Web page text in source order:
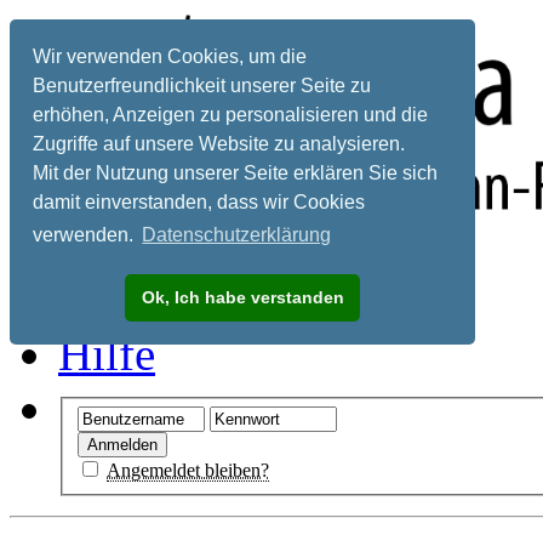
Wir verwenden Cookies, um die
Benutzerfreundlichkeit unserer Seite zu
erhöhen, Anzeigen zu personalisieren und die
Zugriffe auf unsere Website zu analysieren.
Mit der Nutzung unserer Seite erklären Sie sich
damit einverstanden, dass wir Cookies
verwenden. Datenschutzerklärung
Ok, Ich habe verstanden
Registrieren
Hilfe
Angemeldet bleiben?